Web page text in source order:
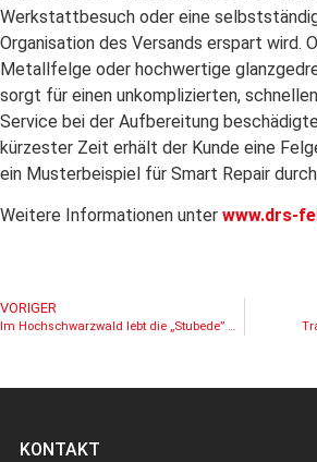
Werkstattbesuch oder eine
Organisation des Versands erspart wird.
Metallfelge oder hochwertige
sorgt für einen unkomplizierten,
Service bei der Aufbereitung
kürzester Zeit erhält der Kunde eine
ein Musterbeispiel für Smart Repair durch
Weitere Informationen unter www.drs-
VORIGER
Im Hochschwarzwald lebt die „Stubede” wieder auf
KONTAKT